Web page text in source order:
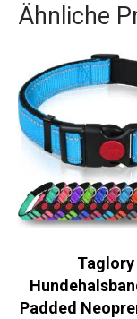
Ähnliche
Taglory
Padded